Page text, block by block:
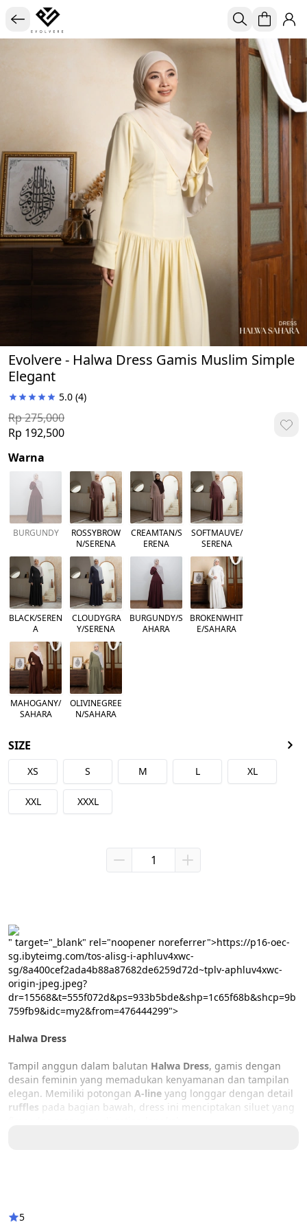
Evolvere - Halwa Dress Gamis Muslim Simple
Elegant
5.0 (4)
Rp 275,000
Rp 192,500
Warna
BURGUNDY
ROSSYBROW
N/SERENA
CREAMTAN/S
ERENA
SOFTMAUVE/
SERENA
BLACK/SEREN
A
CLOUDYGRA
Y/SERENA
BURGUNDY/S
AHARA
BROKENWHIT
E/SAHARA
MAHOGANY/
SAHARA
OLIVINEGREE
N/SAHARA
SIZE
XS S M L XL
XXL XXXL
" target="_blank" rel="noopener noreferrer">https://p16-oec-
sg.ibyteimg.com/tos-alisg-i-aphluv4xwc-
sg/8a400cef2ada4b88a87682de6259d72d~tplv-aphluv4xwc-
origin-jpeg.jpeg?
dr=15568&t=555f072d&ps=933b5bde&shp=1c65f68b&shcp=9b
759fb9&idc=my2&from=476444299">
Halwa Dress
Tampil anggun dalam balutan Halwa Dress, gamis dengan
desain feminin yang memadukan kenyamanan dan tampilan
elegan. Memiliki potongan A-line yang longgar dengan detail
ruffles pada bagian bawah, dress ini menciptakan siluet yang
menambah kenyamanan saat bergerak. Dilengkapi
5